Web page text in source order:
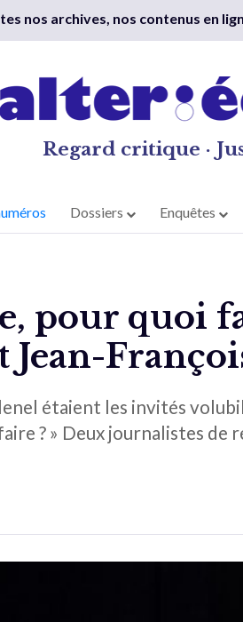
nos archives, nos contenus en
Regard critique ·
Dossiers Enquêtes
pour quoi
Jean-
étaient les invités
? » Deux journalistes